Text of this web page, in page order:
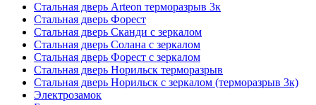
Стальная дверь Arteon терморазрыв 3к
Стальная дверь Форест
Стальная дверь Сканди с зеркалом
Стальная дверь Солана с зеркалом
Стальная дверь Форест с зеркалом
Стальная дверь Норильск терморазрыв
Стальная дверь Норильск с зеркалом (терморазрыв 3к)
Электрозамок